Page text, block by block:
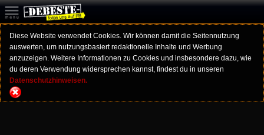
Diese Website verwendet Cookies. Wir können damit die Seitennutzung
auswerten, um nutzungsbasiert redaktionelle Inhalte und Werbung
anzuzeigen. Weitere Informationen zu Cookies und insbesondere dazu, wie
du deren Verwendung widersprechen kannst, findest du in unseren
Datenschutzhinweisen.